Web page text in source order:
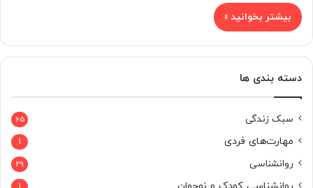
بیشتر بخوانید »
دسته بندی ها
سبک زندگی 65
مهارت‌های فردی 1
روانشناسی 29